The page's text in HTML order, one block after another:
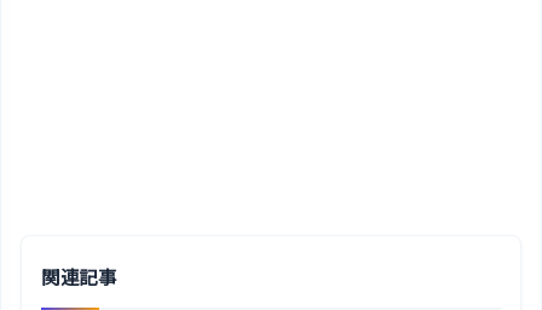
関連記事